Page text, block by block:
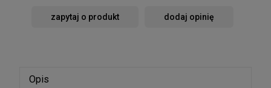
zapytaj o produkt dodaj opinię
Opis